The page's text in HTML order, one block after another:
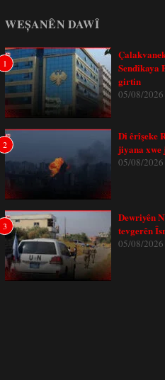
WEȘANÊN DAWÎ
1
Sendîkaya
girtin
05/08/2026
2
Di êrîşeke
jiyana xwe
05/08/2026
3
Dewriyên
tevgerên
05/08/2026